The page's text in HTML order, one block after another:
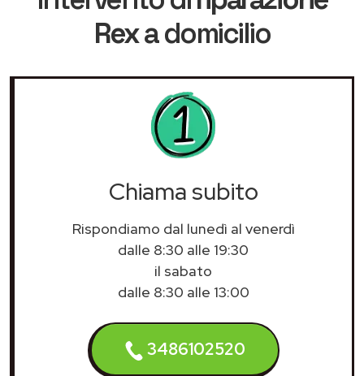
Rexa domicilio
Chiama subito
Rispondiamo dal lunedì al venerdì
dalle 8:30 alle 19:30
il sabato
dalle 8:30 alle 13:00
3486102520